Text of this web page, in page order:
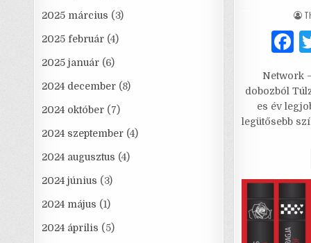
c
e
b
o
k
Network
dobozból
es év
legütősebb
2025 március (3)
2025 február (4)
2025 január (6)
2024 december (8)
2024 október (7)
2024 szeptember (4)
2024 augusztus (4)
2024 június (3)
2024 május (1)
2024 április (5)